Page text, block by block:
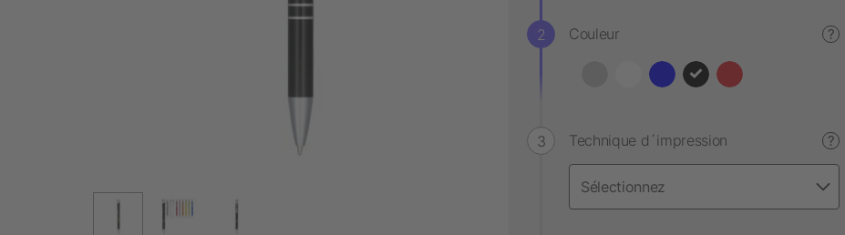
Couleur ?
Technique d´impression ?